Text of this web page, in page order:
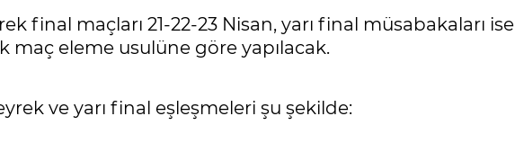
final maçları 21-22-23 Nisan, yarı final müsabakaları ise
maç eleme usulüne göre yapılacak.
ve yarı final eşleşmeleri şu şekilde: